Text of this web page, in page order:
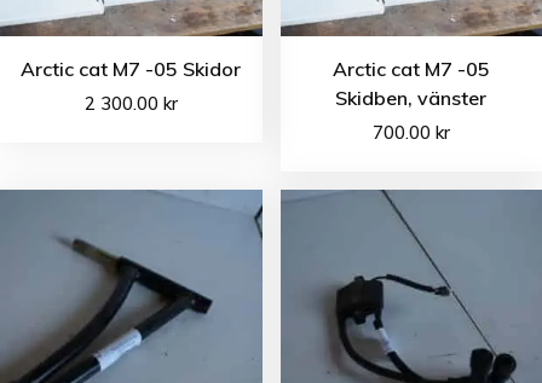
Arctic cat M7 -05 Skidor
2 300.00 kr
Arctic cat M7 -05
Skidben, vänster
700.00 kr